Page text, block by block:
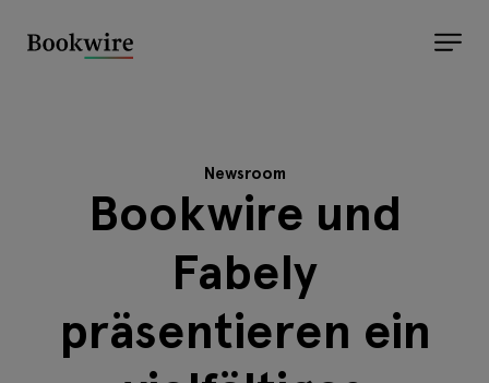
Newsroom
Bookwire und
Fabely
präsentieren ein